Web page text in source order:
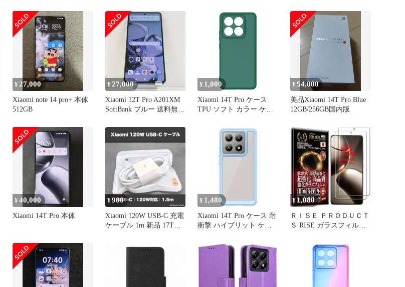
エロー・ピンク
れ星子猫 シャオミ 14T
プロ? ケース 可愛い 猫柄
ねこ シャオミ14T Pro ケ
ース 耐衝撃 Xiaomi 14T
¥27,000
Xiaomi note 14 pro+ 本体
512GB
¥27,000
Xiaomi 12T Pro A201XM
SoftBank ブルー 送料無料
¥ 1,000
Xiaomi 14T Pro ケース
TPU ソフト カラー ケー
¥54,000
美品Xiaomi 14T Pro Blue
12GB/256GB国内版
¥40,000
Xiaomi 14T Pro 本体
¥900
Xiaomi 120W USB-C 充電
ケーブル 1m 新品 17T
¥ 1,480
Xiaomi 14T Pro ケース 耐
衝撃 ハイブリット ケー
¥ 1,080
ＲＩＳＥ ＰＲＯＤＵＣＴ
Ｓ RISE ガラスフィルム
認証対応 液晶保護 強化
日本製AGCガラス素材硬
度10H0.26mm 2.5Dラウン
ドエッジ 自動吸着 気泡
ゼロ (クリア, Xiaomi